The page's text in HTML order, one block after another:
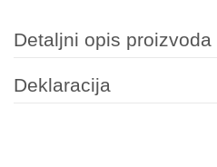
Detaljni opis proizvoda
Deklaracija